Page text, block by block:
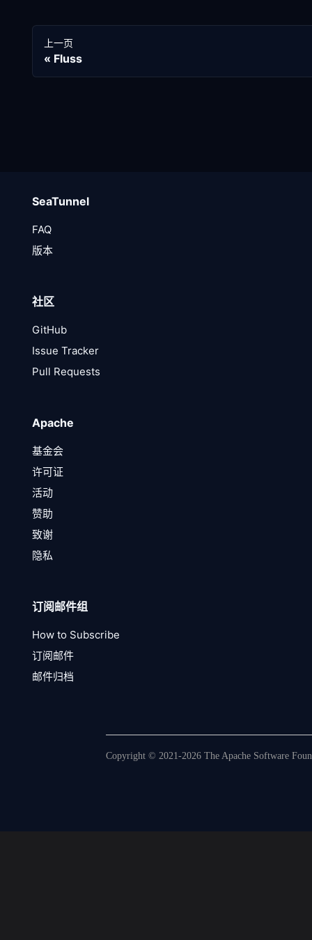
上一页
Fluss
SeaTunnel
FAQ
版本
社区
GitHub
Issue Tracker
Pull Requests
Apache
基金会
许可证
活动
赞助
致谢
隐私
订阅邮件组
How to Subscribe
订阅邮件
邮件归档
Copyright © 2021-2026 The Apache Software